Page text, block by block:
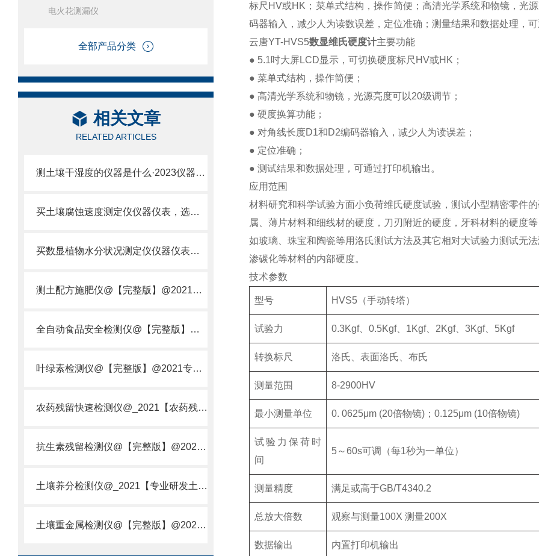
电火花测漏仪
全部产品分类
相关文章
RELATED ARTICLES
测土壤干湿度的仪器是什么·2023仪器仪表·云唐土壤干湿度检测仪器设备
买土壤腐蚀速度测定仪仪器仪表，选【云唐新款】土壤腐蚀速度测定仪
买数显植物水分状况测定仪仪器仪表，就来山东云唐精品货源
测土配方施肥仪@【完整版】@2021专业测土配方施肥仪器仪表
全自动食品安全检测仪@【完整版】@2021专业全自动食品检测仪器仪表
叶绿素检测仪@【完整版】@2021专业叶绿素检测仪器仪表
农药残留快速检测仪@_2021【农药残留检测仪器仪表DE原理】
抗生素残留检测仪@【完整版】@2021专业抗生素残留检测仪器仪表
土壤养分检测仪@_2021【专业研发土壤养分快速检测仪器仪表厂】
土壤重金属检测仪@【完整版】@2021专业土壤重金属快速检测仪器仪表
标尺HV或HK；菜单式结构，操作简便；高清光学系统和物镜，光
码器输入，减少人为读数误差，定位准确；测量结果和数据处理，
云唐YT-HVS5数显维氏硬度计主要功能
● 5.1吋大屏LCD显示，可切换硬度标尺HV或HK；
● 菜单式结构，操作简便；
● 高清光学系统和物镜，光源亮度可以20级调节；
● 硬度换算功能；
● 对角线长度D1和D2编码器输入，减少人为读误差；
● 定位准确；
● 测试结果和数据处理，可通过打印机输出。
应用范围
材料研究和科学试验方面小负荷维氏硬度试验，测试小型精密零件
属、薄片材料和细线材的硬度，刀刃附近的硬度，牙科材料的硬度
如玻璃、珠宝和陶瓷等用洛氏测试方法及其它相对大试验力测试无
渗碳化等材料的内部硬度。
技术参数
型号 HVS5（手动转塔）
试验力 0.3Kgf、0.5Kgf、1Kgf、2Kgf、3Kgf、5Kgf
转换标尺 洛氏、表面洛氏、布氏
测量范围 8-2900HV
最小测量单位 0. 0625μm (20倍物镜)；0.125μm (10倍物镜)
试验力保荷时
间
5～60s可调（每1秒为一单位）
测量精度 满足或高于GB/T4340.2
总放大倍数 观察与测量100X 测量200X
数据输出 内置打印机输出